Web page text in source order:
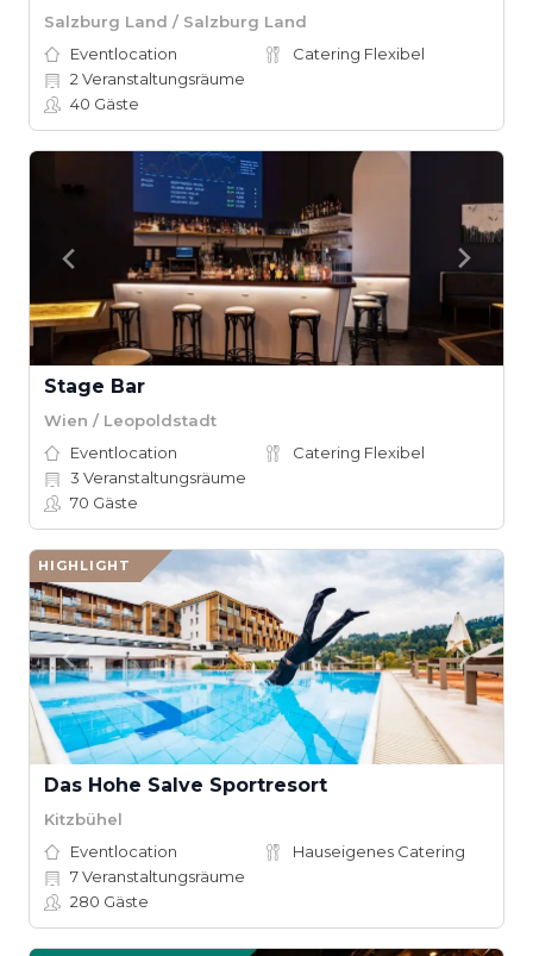
Salzburg Land / Salzburg Land
Eventlocation
Catering Flexibel
2 Veranstaltungsräume
40 Gäste
Stage Bar
Wien / Leopoldstadt
Eventlocation
Catering Flexibel
3 Veranstaltungsräume
70 Gäste
HIGHLIGHT
Das Hohe Salve Sportresort
Kitzbühel
Eventlocation
Hauseigenes Catering
7Veranstaltungsräume
280 Gäste